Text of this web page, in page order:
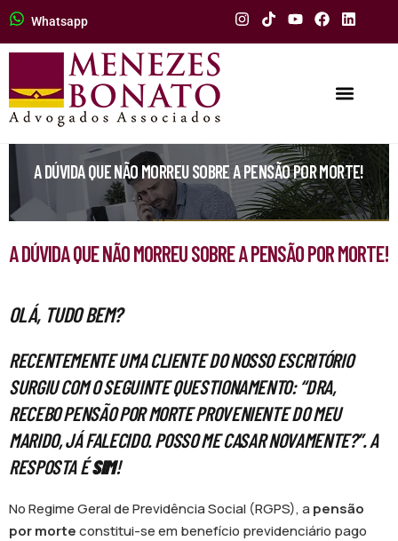
Whatsapp
A DÚVIDA QUE NÃO MORREU SOBRE A PENSÃO POR MORTE!
A DÚVIDA QUE NÃO MORREU SOBRE A PENSÃO POR MORTE!
OLÁ, TUDO BEM?
RECENTEMENTE UMA CLIENTE DO NOSSO ESCRITÓRIO
SURGIU COM O SEGUINTE QUESTIONAMENTO: “DRA,
RECEBO PENSÃO POR MORTE PROVENIENTE DO MEU
MARIDO, JÁ FALECIDO. POSSO ME CASAR NOVAMENTE?”. A
RESPOSTA ÉSIM!
No Regime Geral de Previdência Social (RGPS), a pensão
por morteconstitui-se em benefício previdenciário pago